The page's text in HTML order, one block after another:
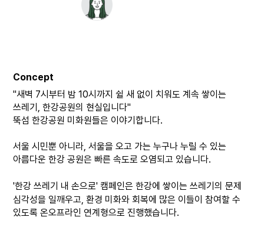
Concept
"새벽 7시부터 밤 10시까지 쉴 새 없이 치워도 계속 쌓이는
쓰레기 ,한강공원의 현실입니다"
뚝섬 한강공원 미화원들은 이야기합니다.
서울 시민뿐 아니라 ,서울을 오고 가는 누구나 누릴 수 있는
아름다운 한강 공원은 빠른 속도로 오염되고 있습니다.
'한강 쓰레기 내 손으로' 캠페인은 한강에 쌓이는 쓰레기의 문제
심각성을 일깨우고 ,환경 미화와 회복에 많은 이들이 참여할 수
있도록 온오프라인 연계형으로 진행했습니다.